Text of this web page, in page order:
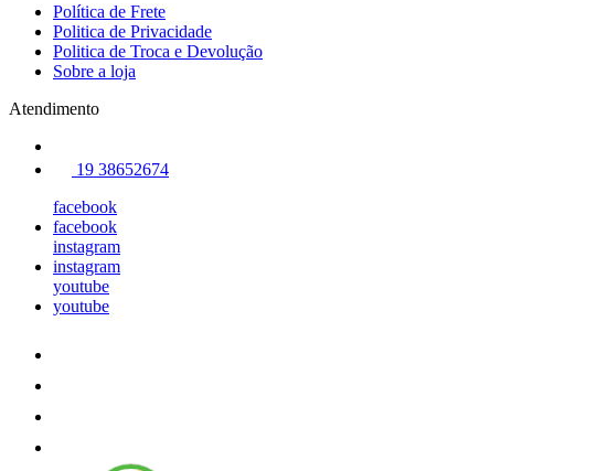
Política de Frete
Politica de Privacidade
Politica de Troca e Devolução
Sobre a loja
Atendimento
19 38652674
facebook
facebook
instagram
instagram
youtube
youtube